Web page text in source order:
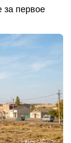
за первое